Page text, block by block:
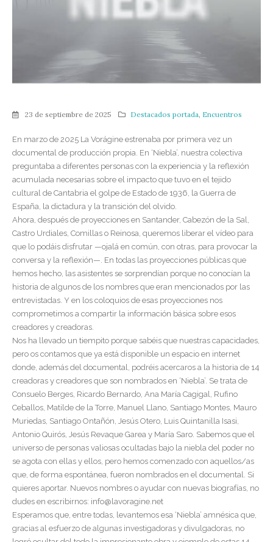
23 de septiembre de 2025 Destacados portada Encuentros
En marzo de 2025 La Vorágine estrenaba por primera vez un
documental de producción propia. En ‘Niebla’, nuestra colectiva
preguntaba a diferentes personas con la experiencia y la reflexión
acumulada necesarias sobre el impacto que tuvo en el tejido
cultural de Cantabria el golpe de Estado de 1936, la Guerra de
España, la dictadura y la transición del olvido.
Ahora, después de proyecciones en Santander, Cabezón de la Sal,
Castro Urdiales, Comillas o Reinosa, queremos liberar el vídeo para
que lo podáis disfrutar —ojalá en común, con otras, para provocar la
conversa y la reflexión—. En todas las proyecciones públicas que
hemos hecho, las asistentes se sorprendían porque no conocían la
historia de algunos de los nombres que eran mencionados por las
entrevistadas. Y en los coloquios de esas proyecciones nos
comprometimos a compartir la información básica sobre esos
creadores y creadoras.
Nos ha llevado un tiempito porque sabéis que nuestras capacidades,
pero os contamos que ya está disponible un espacio en internet
donde, además del documental, podréis acercaros a la historia de 14
creadoras y creadores que son nombrados en ‘Niebla’. Se trata de
Consuelo Berges, Ricardo Bernardo, Ana María Cagigal, Rufino
Ceballos, Matilde de la Torre, Manuel Llano, Santiago Montes, Mauro
Muriedas, Santiago Ontañón, Jesús Otero, Luis Quintanilla Isasi,
Antonio Quirós, Jesús Revaque Garea y María Saro. Sabemos que el
universo de personas valiosas ocultadas bajo la niebla del poder no
se agota con ellas y ellos, pero hemos comenzado con aquellos/as
que, de forma espontánea, fueron nombrados en el documental. Si
quieres aportar. Nuevos nombres o ayudar con nuevas biografías, no
dudes en escribirnos: info@lavoragine.net
Esperamos que, entre todas, levantemos esa ‘Niebla’ amnésica que,
gracias al esfuerzo de algunas investigadoras y divulgadoras, no